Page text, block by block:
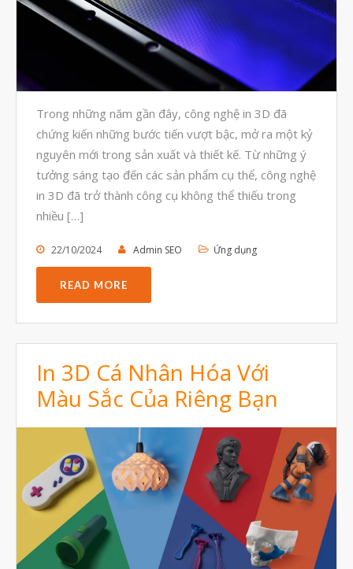
Triển khai
Ứng dụng
Vật liệu
Y Tế
Trong những năm gần đây, công nghệ in 3D đã
chứng kiến những bước tiến vượt bậc, mở ra một kỷ
nguyên mới trong sản xuất và thiết kế. Từ những ý
tưởng sáng tạo đến các sản phẩm cụ thể, công nghệ
in 3D đã trở thành công cụ không thể thiếu trong
nhiều […]
22/10/2024 Admin SEO Ứng dụng
READ MORE
In 3D Cá Nhân Hóa Với
Màu Sắc Của Riêng Bạn